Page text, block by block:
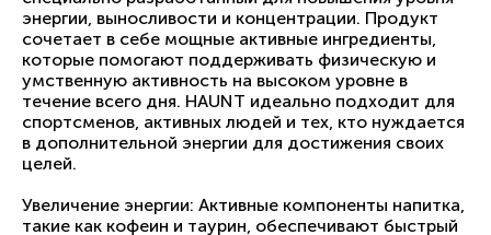
энергии, выносливости и концентрации. Продукт
сочетает в себе мощные активные ингредиенты,
которые помогают поддерживать физическую и
умственную активность на высоком уровне в
течение всего дня. HAUNT идеально подходит для
спортсменов, активных людей и тех, кто нуждается
в дополнительной энергии для достижения своих
целей.
Увеличение энергии: Активные компоненты напитка,
такие как кофеин и таурин, обеспечивают быстрый